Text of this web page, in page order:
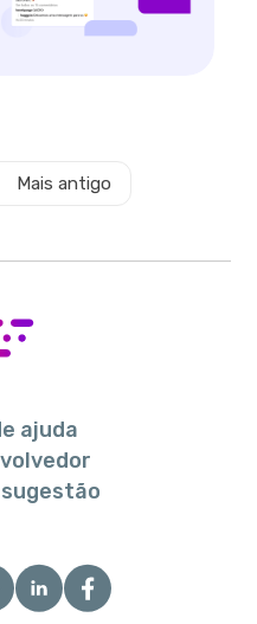
Mais antigo
ajuda
sugestão